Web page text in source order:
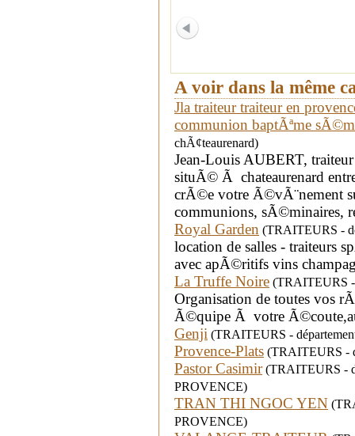
A voir dans la même
Jla traiteur traiteur en
communion baptÃªme
chÃ¢teaurenard)
Jean-Louis AUBERT,
situÃ© Ã chateaurenard
crÃ©e votre Ã©vÃ¨nement
communions, sÃ©minaires,
Royal Garden (TRAITEURS -
location de salles - traiteurs
avec apÃ©ritifs vins
La Truffe Noire (TRAITEURS
Organisation de toutes vos
Ã©quipe Ã votre
Genji (TRAITEURS -
Provence-Plats (TRAITEURS -
Pastor Casimir(TRAITEURS -
PROVENCE)
TRAN THI NGOC YEN
PROVENCE)